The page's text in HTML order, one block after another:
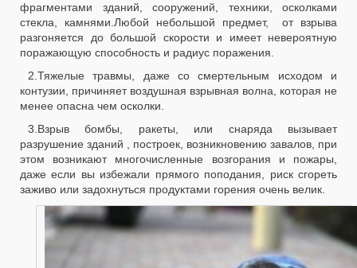
фрагментами зданий, сооружений, техники, осколками
стекла, камнями.Любой небольшой предмет, от взрыва
разгоняется до большой скорости и имеет невероятную
поражающую способность и радиус поражения.
2.Тяжелые травмы, даже со смертельным исходом и
контузии, причиняет воздушная взрывная волна, которая не
менее опасна чем осколки.
3.Взрыв бомбы, ракеты, или снаряда вызывает
разрушение зданий , построек, возникновению завалов, при
этом возникают многочисленные возгорания и пожары,
даже если вы избежали прямого поподания, риск сгореть
заживо или задохнуться продуктами горения очень велик.